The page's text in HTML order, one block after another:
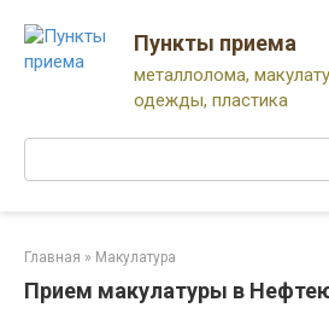
контенту
Пункты приема
металлолома,
одежды, пластика
Поиск:
Главная » Макулатура
Прием макулатуры в